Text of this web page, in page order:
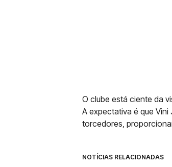
O clube está ciente da
A expectativa é que
torcedores,
NOTÍCIAS RELACIONADAS